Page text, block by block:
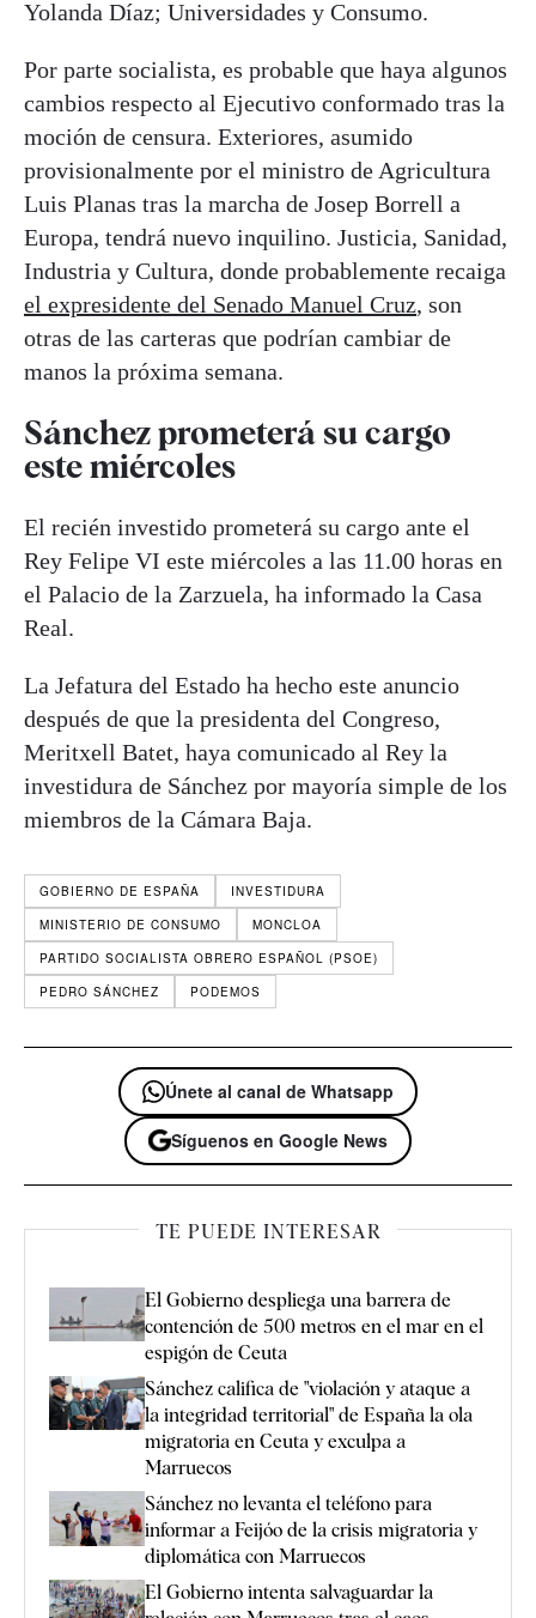
Yolanda Díaz; Universidades y Consumo.
Por parte socialista, es probable que haya algunos
cambios respecto al Ejecutivo conformado tras la
moción de censura. Exteriores, asumido
provisionalmente por el ministro de Agricultura
Luis Planas tras la marcha de Josep Borrell a
Europa, tendrá nuevo inquilino. Justicia, Sanidad,
Industria y Cultura, donde probablemente recaiga
el expresidente del Senado Manuel Cruz, son
otras de las carteras que podrían cambiar de
manos la próxima semana.
Sánchez prometerá su cargo
este miércoles
El recién investido prometerá su cargo ante el
Rey Felipe VI este miércoles a las 11.00 horas en
el Palacio de la Zarzuela, ha informado la Casa
Real.
La Jefatura del Estado ha hecho este anuncio
después de que la presidenta del Congreso,
Meritxell Batet, haya comunicado al Rey la
investidura de Sánchez por mayoría simple de los
miembros de la Cámara Baja.
GOBIERNO DE ESPAÑA
INVESTIDURA
MINISTERIO DE CONSUMO
MONCLOA
PARTIDO SOCIALISTA OBRERO ESPAÑOL (PSOE)
PEDRO SÁNCHEZ
PODEMOS
Únete al canal de Whatsapp
Síguenos en Google News
TE PUEDE INTERESAR
El Gobierno despliega una barrera de
contención de 500 metros en el mar en el
espigón de Ceuta
Sánchez califica de "violación y ataque a
la integridad territorial" de España la ola
migratoria en Ceuta y exculpa a
Marruecos
Sánchez no levanta el teléfono para
informar a Feijóo de la crisis migratoria y
diplomática con Marruecos
El Gobierno intenta salvaguardar la